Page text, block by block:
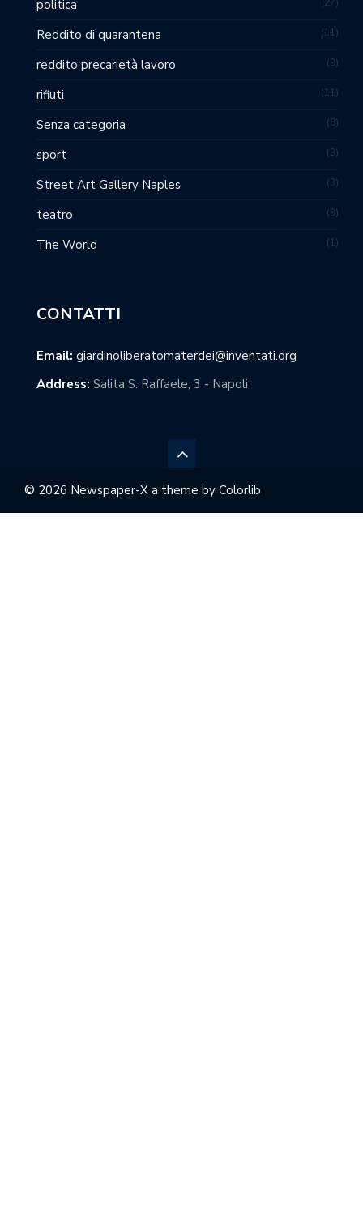
politica 27
Reddito di quarantena 11
reddito precarietà lavoro 9
rifiuti 11
Senza categoria 8
sport 3
Street Art Gallery Naples 3
teatro 9
The World 1
CONTATTI
Email: giardinoliberatomaterdei@inventati.org
Address: Salita S. Raffaele, 3 - Napoli
© 2026 Newspaper-X a theme by Colorlib